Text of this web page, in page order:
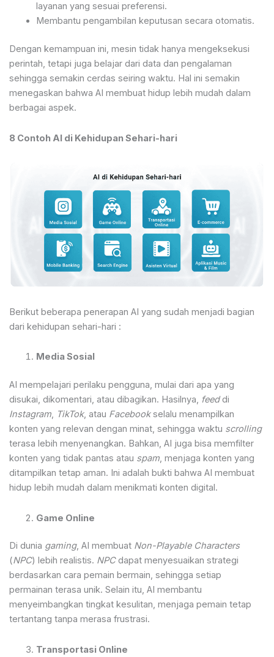
layanan yang sesuai preferensi.
Membantu pengambilan keputusan secara otomatis.
Dengan kemampuan ini, mesin tidak hanya mengeksekusi
perintah, tetapi juga belajar dari data dan pengalaman
sehingga semakin cerdas seiring waktu. Hal ini semakin
menegaskan bahwa AI membuat hidup lebih mudah dalam
berbagai aspek.
8 Contoh AI di Kehidupan Sehari-hari
Berikut beberapa penerapan AI yang sudah menjadi bagian
dari kehidupan sehari-hari :
Media Sosial
AI mempelajari perilaku pengguna, mulai dari apa yang
disukai, dikomentari, atau dibagikan. Hasilnya, feeddi
Instagram, TikTok, atau Facebookselalu menampilkan
konten yang relevan dengan minat, sehingga waktu scrolling
terasa lebih menyenangkan. Bahkan, AI juga bisa memfilter
konten yang tidak pantas atau spam, menjaga konten yang
ditampilkan tetap aman. Ini adalah bukti bahwa AI membuat
hidup lebih mudah dalam menikmati konten digital.
Game Online
Di dunia gaming, AI membuat Non-Playable Characters
(NPC) lebih realistis. NPCdapat menyesuaikan strategi
berdasarkan cara pemain bermain, sehingga setiap
permainan terasa unik. Selain itu, AI membantu
menyeimbangkan tingkat kesulitan, menjaga pemain tetap
tertantang tanpa merasa frustrasi.
Transportasi Online